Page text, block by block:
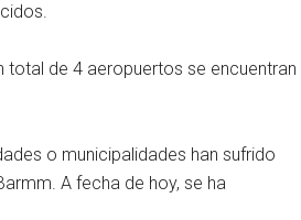
total de 4 aeropuertos se encuentran
o municipalidades han sufrido
A fecha de hoy, se ha